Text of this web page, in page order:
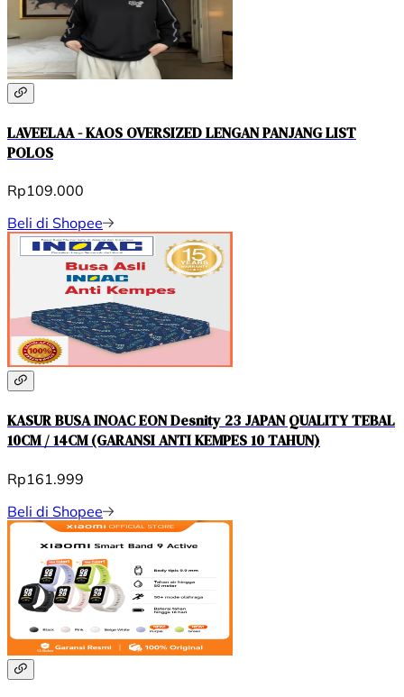
LAVEELAA - KAOS OVERSIZED LENGAN PANJANG LIST
POLOS
Rp109.000
Beli di Shopee
KASUR BUSA INOAC EON Desnity 23 JAPAN QUALITY TEBAL
10CM / 14CM (GARANSI ANTI KEMPES 10 TAHUN)
Rp161.999
Beli di Shopee